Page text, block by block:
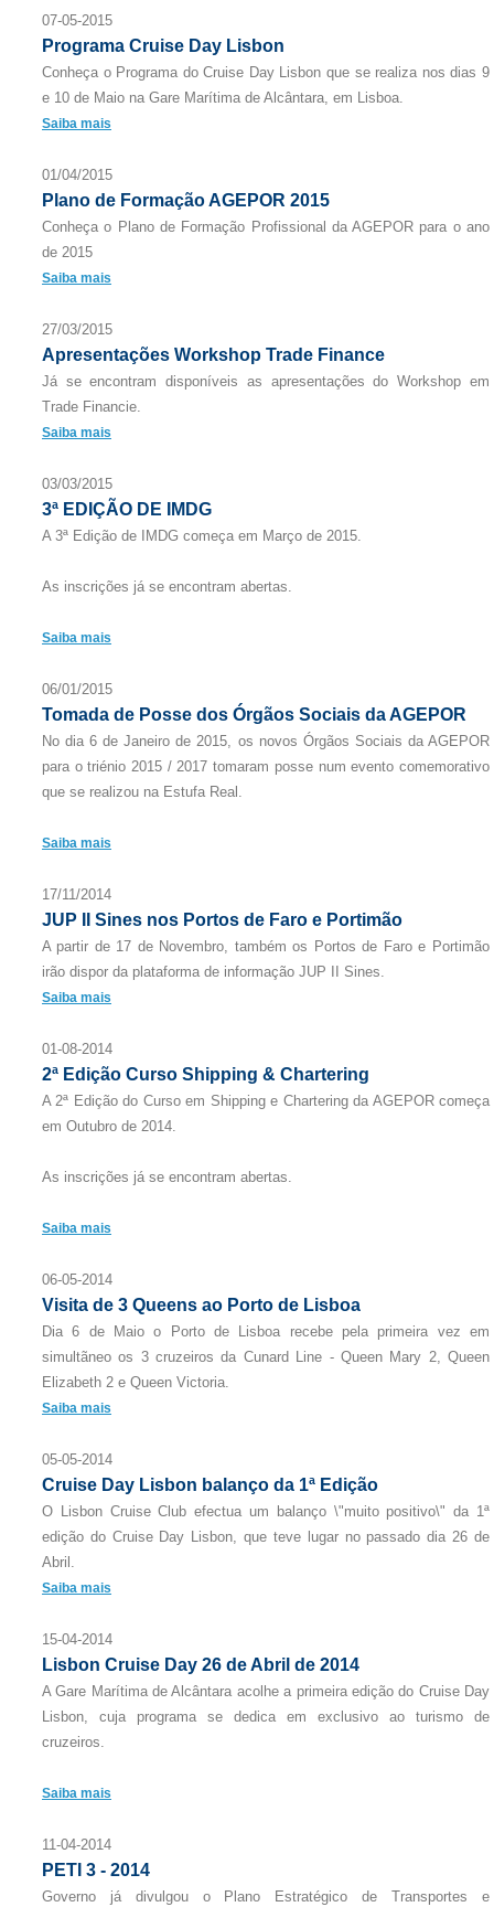
07-05-2015
Programa Cruise Day Lisbon
Conheça o Programa do Cruise Day Lisbon que se realiza nos dias 9
e 10 de Maio na Gare Marítima de Alcântara, em Lisboa.
Saiba mais
01/04/2015
Plano de Formação AGEPOR 2015
Conheça o Plano de Formação Profissional da AGEPOR para o ano
de 2015
Saiba mais
27/03/2015
Apresentações Workshop Trade Finance
Já se encontram disponíveis as apresentações do Workshop em
Trade Financie.
Saiba mais
03/03/2015
3ª EDIÇÃO DE IMDG
A 3ª Edição de IMDG começa em Março de 2015.
As inscrições já se encontram abertas.
Saiba mais
06/01/2015
Tomada de Posse dos Órgãos Sociais da AGEPOR
No dia 6 de Janeiro de 2015, os novos Órgãos Sociais da AGEPOR
para o triénio 2015 / 2017 tomaram posse num evento comemorativo
que se realizou na Estufa Real.
Saiba mais
17/11/2014
JUP II Sines nos Portos de Faro e Portimão
A partir de 17 de Novembro, também os Portos de Faro e Portimão
irão dispor da plataforma de informação JUP II Sines.
Saiba mais
01-08-2014
2ª Edição Curso Shipping & Chartering
A 2ª Edição do Curso em Shipping e Chartering da AGEPOR começa
em Outubro de 2014.
As inscrições já se encontram abertas.
Saiba mais
06-05-2014
Visita de 3 Queens ao Porto de Lisboa
Dia 6 de Maio o Porto de Lisboa recebe pela primeira vez em
simultãneo os 3 cruzeiros da Cunard Line - Queen Mary 2, Queen
Elizabeth 2 e Queen Victoria.
Saiba mais
05-05-2014
Cruise Day Lisbon balanço da 1ª Edição
O Lisbon Cruise Club efectua um balanço \"muito positivo\" da 1ª
edição do Cruise Day Lisbon, que teve lugar no passado dia 26 de
Abril.
Saiba mais
15-04-2014
Lisbon Cruise Day 26 de Abril de 2014
A Gare Marítima de Alcântara acolhe a primeira edição do Cruise Day
Lisbon, cuja programa se dedica em exclusivo ao turismo de
cruzeiros.
Saiba mais
11-04-2014
PETI 3 - 2014
Governo já divulgou o Plano Estratégico de Transportes e